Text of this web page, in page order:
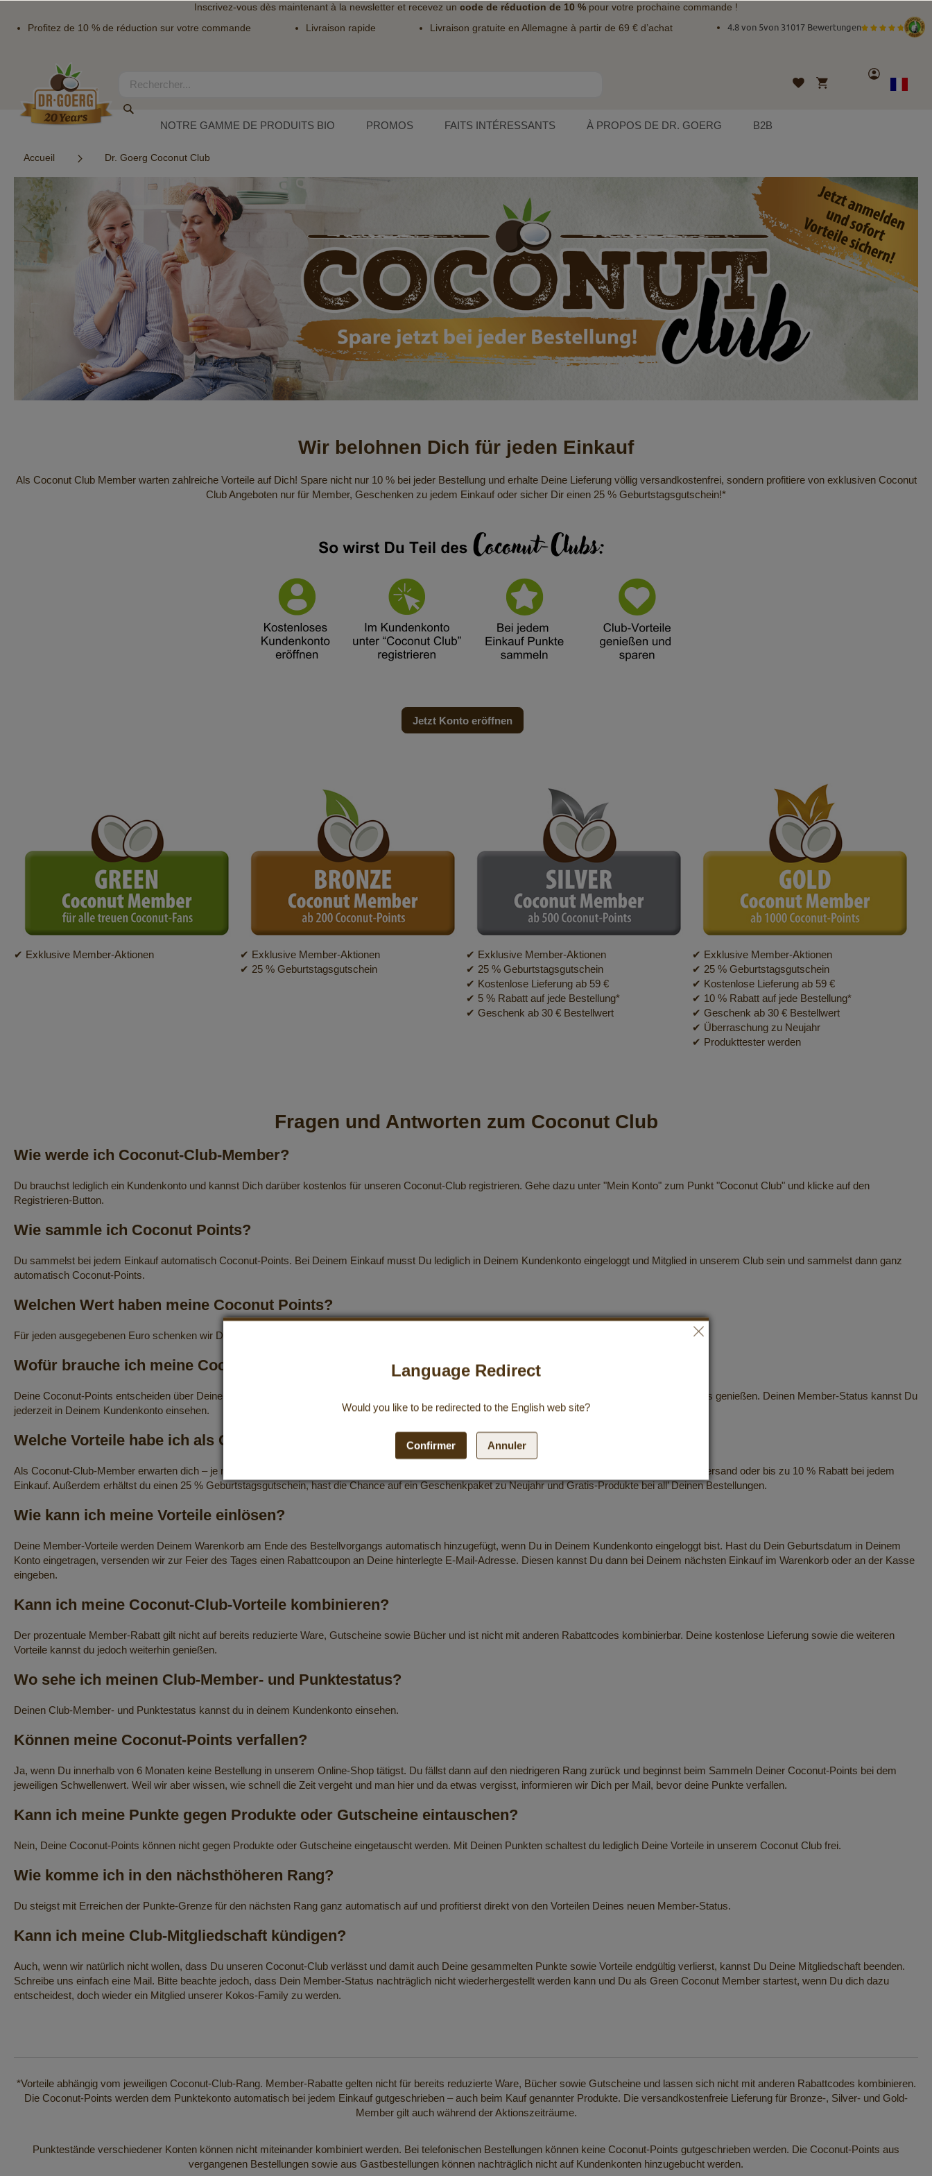
Inscrivez-vous dès maintenant à la newsletter et recevez un code de réduction de 10 % pour votre prochaine commande !
Profitez de 10 % de réduction sur votre commande
Livraison rapide Livraison gratuite en Allemagne à partir de 69 € d’achat 4.8 von 5von 31017 Bewertungen
contenu
Rechercher
Liste
d’envies
Mon panier
Compte
Langue
NOTRE GAMME DE PRODUITS BIO PROMOS FAITS INTÉRESSANTS À PROPOS DE DR. GOERG B2B
Accueil Dr. Goerg Coconut Club
Wir belohnen Dich für jeden Einkauf
Als Coconut Club Member warten zahlreiche Vorteile auf Dich! Spare nicht nur 10 % bei jeder Bestellung und erhalte Deine Lieferung völlig versandkostenfrei, sondern profitiere von exklusiven Coconut
Club Angeboten nur für Member, Geschenken zu jedem Einkauf oder sicher Dir einen 25 % Geburtstagsgutschein!*
Jetzt Konto eröffnen
✔ Exklusive Member-Aktionen
✔ Exklusive Member-Aktionen
✔ 25 % Geburtstagsgutschein
✔ Exklusive Member-Aktionen
✔ 25 % Geburtstagsgutschein
✔ Kostenlose Lieferung ab 59 €
✔ 5 % Rabatt auf jede Bestellung*
✔ Geschenk ab 30 € Bestellwert
✔ Exklusive Member-Aktionen
✔ 25 % Geburtstagsgutschein
✔ Kostenlose Lieferung ab 59 €
✔ 10 % Rabatt auf jede Bestellung*
✔ Geschenk ab 30 € Bestellwert
✔ Überraschung zu Neujahr
✔ Produkttester werden
Fragen und Antworten zum Coconut Club
Wie werde ich Coconut-Club-Member?
Du brauchst lediglich ein Kundenkonto und kannst Dich darüber kostenlos für unseren Coconut-Club registrieren. Gehe dazu unter "Mein Konto" zum Punkt "Coconut Club" und klicke auf den
Registrieren-Button.
Wie sammle ich Coconut Points?
Du sammelst bei jedem Einkauf automatisch Coconut-Points. Bei Deinem Einkauf musst Du lediglich in Deinem Kundenkonto eingeloggt und Mitglied in unserem Club sein und sammelst dann ganz
automatisch Coconut-Points.
Welchen Wert haben meine Coconut Points?
Für jeden ausgegebenen Euro schenken wir Dir 1 Coconut-Point.
Wofür brauche ich meine Coconut Points?
Deine Coconut-Points entscheiden über Deinen Club-Rang. Je mehr Punkte Du also sammelst, desto mehr Vorteile kannst Du mit Deinem Member-Status genießen. Deinen Member-Status kannst Du
jederzeit in Deinem Kundenkonto einsehen.
Welche Vorteile habe ich als Coconut-Club-Member?
Als Coconut-Club-Member erwarten dich – je nach Deinem Member-Status – einige Vorteile wie exklusive Angebote nur für Club-Mitglieder, kostenloser Versand oder bis zu 10 % Rabatt bei jedem
Einkauf. Außerdem erhältst du einen 25 % Geburtstagsgutschein, hast die Chance auf ein Geschenkpaket zu Neujahr und Gratis-Produkte bei all’ Deinen Bestellungen.
Wie kann ich meine Vorteile einlösen?
Deine Member-Vorteile werden Deinem Warenkorb am Ende des Bestellvorgangs automatisch hinzugefügt, wenn Du in Deinem Kundenkonto eingeloggt bist. Hast du Dein Geburtsdatum in Deinem
Konto eingetragen, versenden wir zur Feier des Tages einen Rabattcoupon an Deine hinterlegte E-Mail-Adresse. Diesen kannst Du dann bei Deinem nächsten Einkauf im Warenkorb oder an der Kasse
eingeben.
Kann ich meine Coconut-Club-Vorteile kombinieren?
Der prozentuale Member-Rabatt gilt nicht auf bereits reduzierte Ware, Gutscheine sowie Bücher und ist nicht mit anderen Rabattcodes kombinierbar. Deine kostenlose Lieferung sowie die weiteren
Vorteile kannst du jedoch weiterhin genießen.
Wo sehe ich meinen Club-Member- und Punktestatus?
Deinen Club-Member- und Punktestatus kannst du in deinem Kundenkonto einsehen.
Können meine Coconut-Points verfallen?
Ja, wenn Du innerhalb von 6 Monaten keine Bestellung in unserem Online-Shop tätigst. Du fällst dann auf den niedrigeren Rang zurück und beginnst beim Sammeln Deiner Coconut-Points bei dem
jeweiligen Schwellenwert. Weil wir aber wissen, wie schnell die Zeit vergeht und man hier und da etwas vergisst, informieren wir Dich per Mail, bevor deine Punkte verfallen.
Kann ich meine Punkte gegen Produkte oder Gutscheine eintauschen?
Nein, Deine Coconut-Points können nicht gegen Produkte oder Gutscheine eingetauscht werden. Mit Deinen Punkten schaltest du lediglich Deine Vorteile in unserem Coconut Club frei.
Wie komme ich in den nächsthöheren Rang?
Du steigst mit Erreichen der Punkte-Grenze für den nächsten Rang ganz automatisch auf und profitierst direkt von den Vorteilen Deines neuen Member-Status.
Kann ich meine Club-Mitgliedschaft kündigen?
Auch, wenn wir natürlich nicht wollen, dass Du unseren Coconut-Club verlässt und damit auch Deine gesammelten Punkte sowie Vorteile endgültig verlierst, kannst Du Deine Mitgliedschaft beenden.
Schreibe uns einfach eine Mail. Bitte beachte jedoch, dass Dein Member-Status nachträglich nicht wiederhergestellt werden kann und Du als Green Coconut Member startest, wenn Du dich dazu
entscheidest, doch wieder ein Mitglied unserer Kokos-Family zu werden.
*Vorteile abhängig vom jeweiligen Coconut-Club-Rang. Member-Rabatte gelten nicht für bereits reduzierte Ware, Bücher sowie Gutscheine und lassen sich nicht mit anderen Rabattcodes kombinieren.
Die Coconut-Points werden dem Punktekonto automatisch bei jedem Einkauf gutgeschrieben – auch beim Kauf genannter Produkte. Die versandkostenfreie Lieferung für Bronze-, Silver- und Gold-
Member gilt auch während der Aktionszeiträume.
Punktestände verschiedener Konten können nicht miteinander kombiniert werden. Bei telefonischen Bestellungen können keine Coconut-Points gutgeschrieben werden. Die Coconut-Points aus
vergangenen Bestellungen sowie aus Gastbestellungen können nachträglich nicht auf Kundenkonten hinzugebucht werden.
Language Redirect
Would you like to be redirected to the English web site?
Confirmer Annuler